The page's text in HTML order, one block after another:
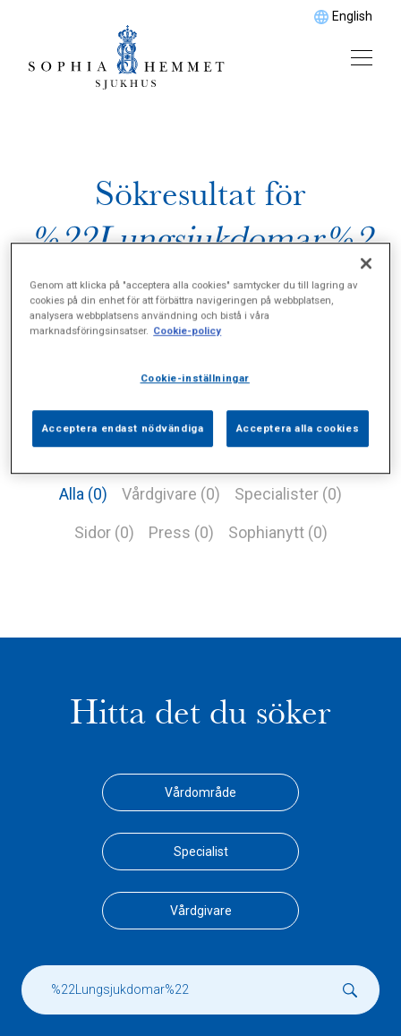
English
Sökresultat för
%22Lungsjukdomar%2
2
Alla (0) Vårdgivare (0) Specialister (0)
Sidor (0) Press (0) Sophianytt (0)
Hitta det du söker
Vårdområde
Specialist
Vårdgivare
Genom att klicka på "acceptera alla cookies" samtycker du till lagring av
cookies på din enhet för att förbättra navigeringen på webbplatsen,
analysera webbplatsens användning och bistå i våra
marknadsföringsinsatser. Cookie-policy
Cookie-inställningar
Acceptera endast nödvändiga Acceptera alla cookies